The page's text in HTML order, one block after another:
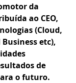
da
ao CEO,
(Cloud,
etc),
de
o futuro.